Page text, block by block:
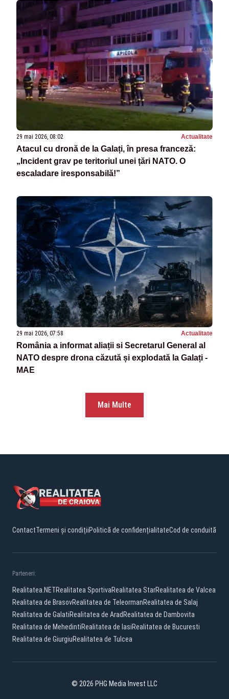
29 mai 2026, 08:02 Actualitate
Atacul cu dronă de la Galați, în presa franceză:
„Incident grav pe teritoriul unei țări NATO. O
escaladare iresponsabilă!”
29 mai 2026, 07:58 Actualitate
România a informat aliații si Secretarul General al
NATO despre drona căzută și explodată la Galați -
MAE
Mai Multe
ContactTermeni și condițiiPolitică de confidențialitateCod de conduită
Parteneri:
Realitatea.NETRealitatea SportivaRealitatea StarRealitatea de Valcea
Realitatea de BrasovRealitatea de TeleormanRealitatea de Salaj
Realitatea de GalatiRealitatea de Arad Realitatea de Dambovita
Realitatea de MehedintiRealitatea de IasiRealitatea de Bucuresti
Realitatea de GiurgiuRealitatea de Tulcea
© 2026 PHG Media Invest LLC